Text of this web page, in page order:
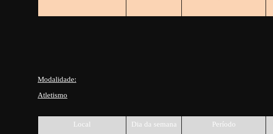
Modalidade:
Atletismo
Local Dia da semana Período